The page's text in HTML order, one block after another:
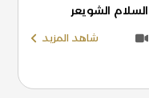
السلام الشويعر
شاهد المزيد